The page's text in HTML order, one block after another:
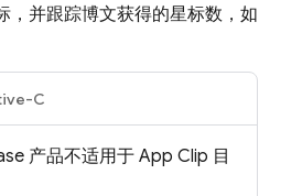
，并跟踪博文获得的星标数，如
C
产品不适用于 App Clip 目